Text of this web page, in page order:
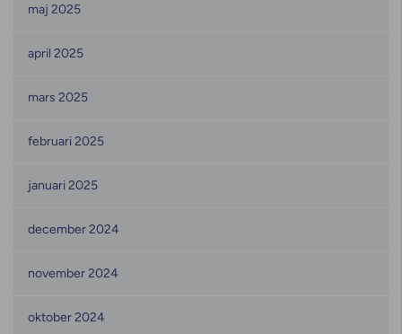
maj 2025
april 2025
mars 2025
februari 2025
januari 2025
december 2024
november 2024
oktober 2024